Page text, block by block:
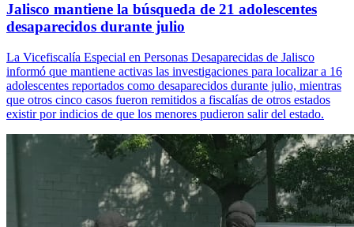
Jalisco mantiene la búsqueda de 21 adolescentes
desaparecidos durante julio
La Vicefiscalía Especial en Personas Desaparecidas de Jalisco
informó que mantiene activas las investigaciones para localizar a 16
adolescentes reportados como desaparecidos durante julio, mientras
que otros cinco casos fueron remitidos a fiscalías de otros estados
existir por indicios de que los menores pudieron salir del estado.